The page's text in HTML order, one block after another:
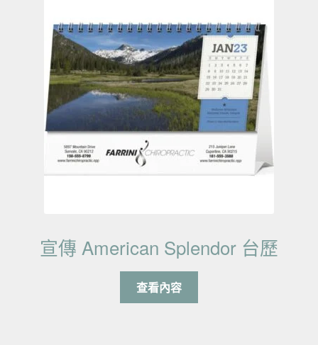
宣傳 American Splendor 台歷
查看內容